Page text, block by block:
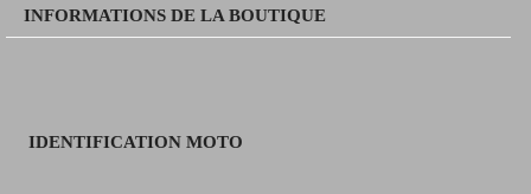
INFORMATIONS DE LA BOUTIQUE
IDENTIFICATION MOTO